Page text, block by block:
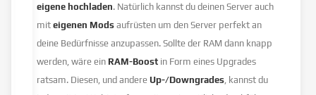
eigene hochladen. Natürlich kannst du deinen Server auch
miteigenen Modsaufrüsten um den Server perfekt an
deine Bedürfnisse anzupassen. Sollte der RAM dann knapp
werden, wäre ein RAM-Boost in Form eines Upgrades
ratsam. Diesen, und andere Up-/Downgrades , kannst du